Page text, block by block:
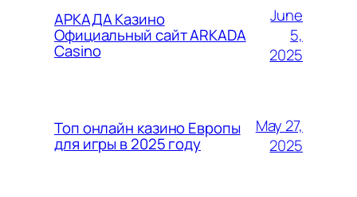
АРКАДА Казино
Официальный сайт ARKADA
Casino
June
5,
2025
Топ онлайн казино Европы
для игры в 2025 году
May 27,
2025